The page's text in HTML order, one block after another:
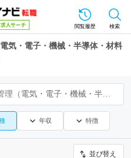
閲覧履歴 検索
気・電子・機械・半導体・材料
東京23区／生産管理・製造管理（電気・電子・機械・半導体・材料系）
年収 特徴
並び替え